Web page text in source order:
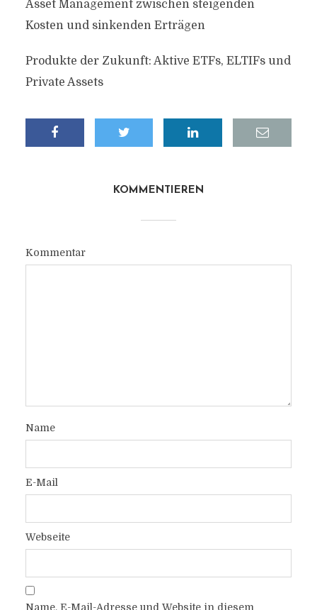
Asset Management zwischen steigenden
Kosten und sinkenden Erträgen
Produkte der Zukunft: Aktive ETFs, ELTIFs und
Private Assets
KOMMENTIEREN
Kommentar
Name
E-Mail
Webseite
Name, E-Mail-Adresse und Website in diesem